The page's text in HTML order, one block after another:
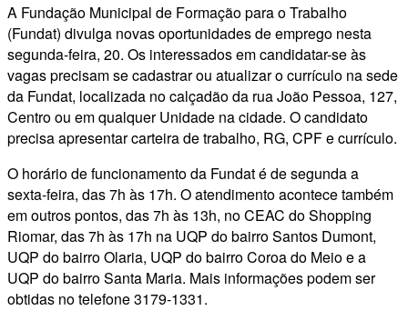
A Fundação Municipal de Formação para o Trabalho
(Fundat) divulga novas oportunidades de emprego nesta
segunda-feira, 20. Os interessados em candidatar-se às
vagas precisam se cadastrar ou atualizar o currículo na sede
da Fundat, localizada no calçadão da rua João Pessoa, 127,
Centro ou em qualquer Unidade na cidade. O candidato
precisa apresentar carteira de trabalho, RG, CPF e currículo.
O horário de funcionamento da Fundat é de segunda a
sexta-feira, das 7h às 17h. O atendimento acontece também
em outros pontos, das 7h às 13h, no CEAC do Shopping
Riomar, das 7h às 17h na UQP do bairro Santos Dumont,
UQP do bairro Olaria, UQP do bairro Coroa do Meio e a
UQP do bairro Santa Maria. Mais informações podem ser
obtidas no telefone 3179-1331.